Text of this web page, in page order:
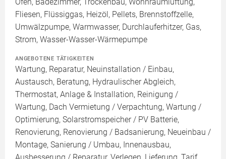
Fliesen, Flüssiggas, Heizöl, Pellets, Brennstoffzelle,
Umwälzpumpe, Warmwasser, Durchlauferhitzer, Gas,
Strom, Wasser-Wasser-Wärmepumpe
ANGEBOTENE TÄTIGKEITEN
Wartung, Reparatur, Neuinstallation / Einbau,
Austausch, Beratung, Hydraulischer Abgleich,
Thermostat, Anlage & Installation, Reinigung /
Wartung, Dach Vermietung / Verpachtung, Wartung /
Optimierung, Solarstromspeicher / PV Batterie,
Renovierung, Renovierung / Badsanierung, Neueinbau /
Montage, Sanierung / Umbau, Innenausbau,
Ausbesserung / Reparatur, Verlegen, Lieferung, Tarif